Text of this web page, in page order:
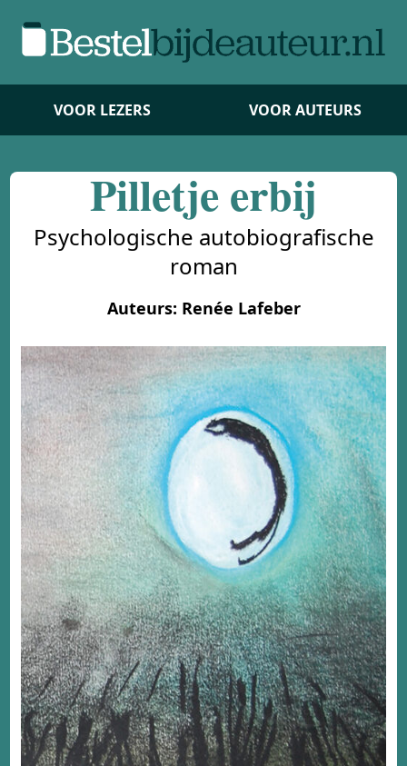
VOOR LEZERS VOOR AUTEURS
Pilletje erbij
Psychologische autobiografische
roman
Auteurs: Renée Lafeber